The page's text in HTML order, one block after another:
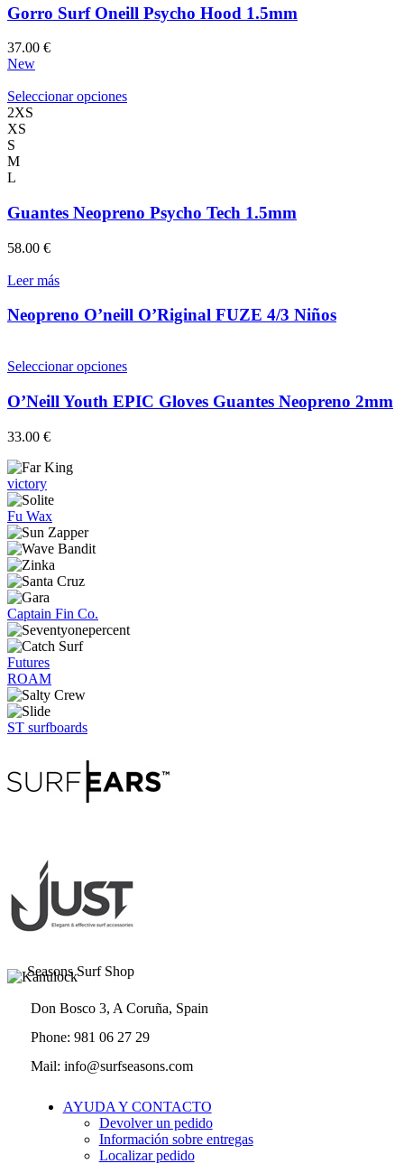
Las
opciones
en
la
Gorro Surf Oneill Psycho Hood 1.5mm
37.00 €
New
Seleccionar opcionesEste
se
pueden
de
producto
2XS
XS
S
M
L
Guantes Neopreno Psycho Tech 1.5mm
58.00 €
Leer más
Neopreno O’neill O’Riginal FUZE 4/3 Niños
Seleccionar opcionesEste
tiene
múltiples
O’Neill Youth EPIC Gloves Guantes Neopreno 2mm
33.00 €
victory
Fu Wax
Captain Fin Co.
Futures
ROAM
ST surfboards
Seasons Surf Shop
Don Bosco 3, A Coruña, Spain
Phone: 981 06 27 29
Mail: info@surfseasons.com
AYUDA Y CONTACTO
Devolver un pedido
Información sobre entregas
Localizar pedido